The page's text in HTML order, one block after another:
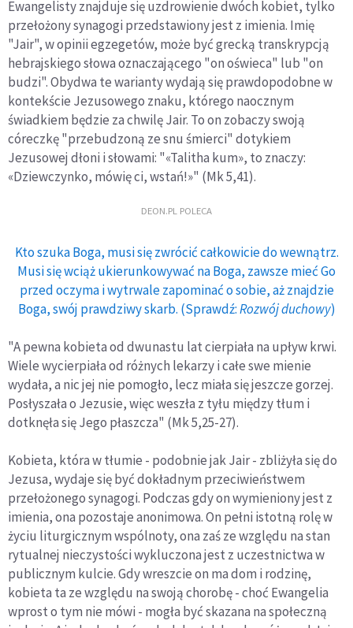
Ewangelisty znajduje się uzdrowienie dwóch kobiet, tylko
przełożony synagogi przedstawiony jest z imienia. Imię
"Jair", w opinii egzegetów, może być grecką transkrypcją
hebrajskiego słowa oznaczającego "on oświeca" lub "on
budzi". Obydwa te warianty wydają się prawdopodobne w
kontekście Jezusowego znaku, którego naocznym
świadkiem będzie za chwilę Jair. To on zobaczy swoją
córeczkę "przebudzoną ze snu śmierci" dotykiem
Jezusowej dłoni i słowami: "«Talitha kum», to znaczy:
«Dziewczynko, mówię ci, wstań!»" (Mk 5,41).
DEON.PL POLECA
Kto szuka Boga, musi się zwrócić całkowicie do wewnątrz.
Musi się wciąż ukierunkowywać na Boga, zawsze mieć Go
przed oczyma i wytrwale zapominać o sobie, aż znajdzie
Boga, swój prawdziwy skarb. (Sprawdź:Rozwój duchowy)
"A pewna kobieta od dwunastu lat cierpiała na upływ krwi.
Wiele wycierpiała od różnych lekarzy i całe swe mienie
wydała, a nic jej nie pomogło, lecz miała się jeszcze gorzej.
Posłyszała o Jezusie, więc weszła z tyłu między tłum i
dotknęła się Jego płaszcza" (Mk 5,25-27).
Kobieta, która w tłumie - podobnie jak Jair - zbliżyła się do
Jezusa, wydaje się być dokładnym przeciwieństwem
przełożonego synagogi. Podczas gdy on wymieniony jest z
imienia, ona pozostaje anonimowa. On pełni istotną rolę w
życiu liturgicznym wspólnoty, ona zaś ze względu na stan
rytualnej nieczystości wykluczona jest z uczestnictwa w
publicznym kulcie. Gdy wreszcie on ma dom i rodzinę,
kobieta ta ze względu na swoją chorobę - choć Ewangelia
wprost o tym nie mówi - mogła być skazana na społeczną